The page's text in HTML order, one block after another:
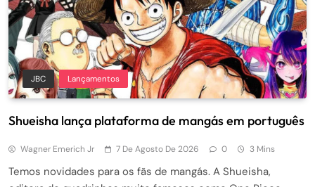
JBC Lançamentos
Shueisha lança plataforma de mangás em português
Wagner Emerich Jr 7 De Agosto De 2026 0 3 Mins
Temos novidades para os fãs de mangás. A Shueisha,